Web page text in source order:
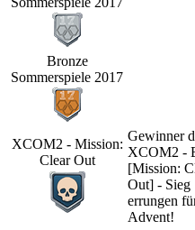
Bronze
Sommerspiele 2017
XCOM2 - Mission:
Clear Out
Gewinner
XCOM2 -
[Mission:
Out] - Sieg
errungen
Advent!